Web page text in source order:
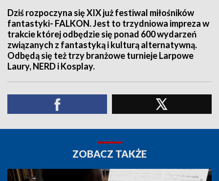
Dziś rozpoczyna się XIX już festiwal miłośników
fantastyki- FALKON. Jest to trzydniowa impreza w
trakcie której odbędzie się ponad 600 wydarzeń
związanych z fantastyką i kulturą alternatywną.
Odbędą się też trzy branżowe turnieje Larpowe
Laury, NERD i Kosplay.
ZOBACZ TAKŻE